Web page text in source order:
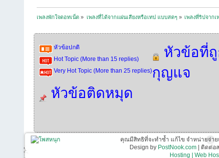
เพลงพักใจดอทเน็ต » เพลงที่ได้จากแผ่นเสียงหรือเทป แบบสดๆ » เพลงที่ริปจาก
หัวข้อปกติ
Hot Topic (More than 15 replies)
Very Hot Topic (More than 25 replies)
หัวข้อที่
กุญแจ
หัวข้อติดหมุด
คุณมีสิทธิที่จะทำซ้ำ แก้ไข จำหน่ายจ่า
Design by PostNook.com| ติดต่อส
Hosting | Web